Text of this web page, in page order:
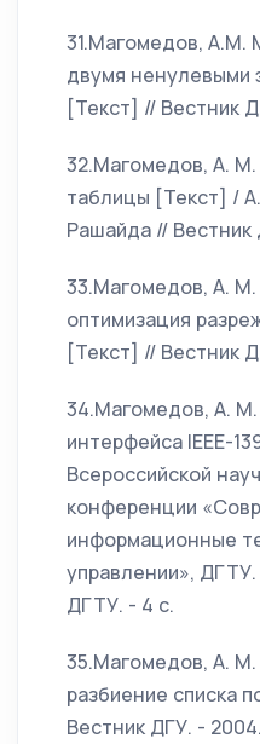
31.Магомедов, А.М.
двумя ненулевыми
[Текст] // Вестник
32.Магомедов, А.
таблицы [Текст] /
Рашайда // Вестник
33.Магомедов, А. М.
оптимизация
[Текст] // Вестник
34.Магомедов, А.
интерфейса IEEE-
Всероссийской
конференции
информационные
управлении»,
ДГТУ. - 4 c.
35.Магомедов, А.
разбиение списка
Вестник ДГУ. -